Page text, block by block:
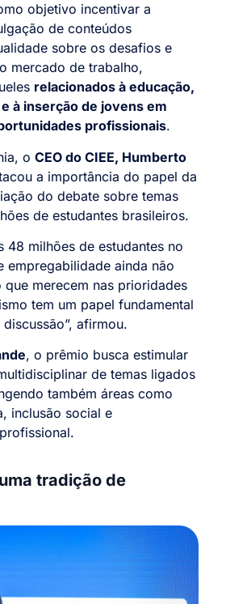
objetivo incentivar a
de conteúdos
sobre os desafios e
mercado de trabalho,
relacionados à educação,
à inserção de jovens em
profissionais.
o CEO do CIEE, Humberto
a importância do papel da
do debate sobre temas
de estudantes brasileiros.
48 milhões de estudantes no
empregabilidade ainda não
merecem nas prioridades
tem um papel fundamental
afirmou.
, o prêmio busca estimular
de temas ligados
também áreas como
inclusão social e
tradição de